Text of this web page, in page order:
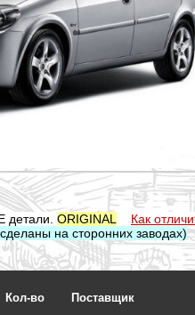
детали. ORIGINAL Как
на сторонних заводах)
Кол-во Поставщик